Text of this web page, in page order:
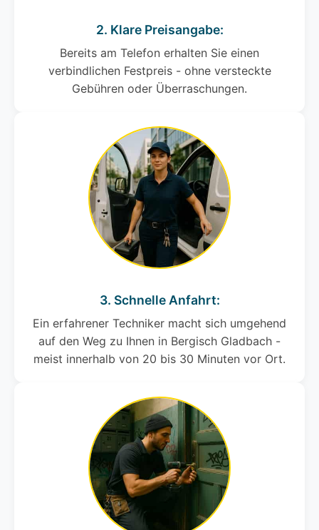
2. Klare Preisangabe:
Bereits am Telefon erhalten Sie einen
verbindlichen Festpreis - ohne versteckte
Gebühren oder Überraschungen.
3. Schnelle Anfahrt:
Ein erfahrener Techniker macht sich umgehend
auf den Weg zu Ihnen in Bergisch Gladbach -
meist innerhalb von 20 bis 30 Minuten vor Ort.